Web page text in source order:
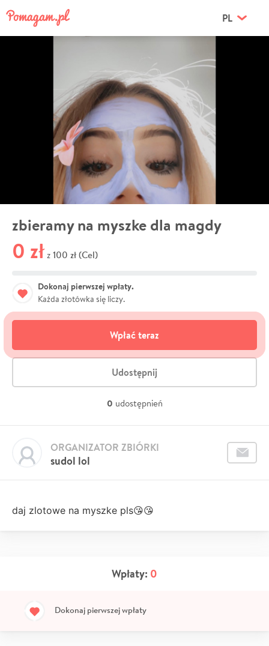
PL
zbieramy na myszke dla magdy
0 zł z 100 zł (Cel)
Dokonaj pierwszej wpłaty.
Każda złotówka się liczy.
Wpłać teraz
Udostępnij
0 udostępnień
sudol lol
ORGANIZATOR ZBIÓRKI
daj zlotowe na myszke pls😘😘
Wpłaty: 0
Dokonaj pierwszej wpłaty